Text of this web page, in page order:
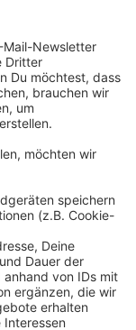
Euro sind
geht an
und Bürger
Not
von
weitere
Insgesamt